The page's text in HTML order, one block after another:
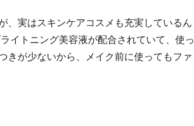
、実はスキンケアコスメも充実しているん
イトニング美容液が配合されていて、使っ
きが少ないから、メイク前に使ってもファ